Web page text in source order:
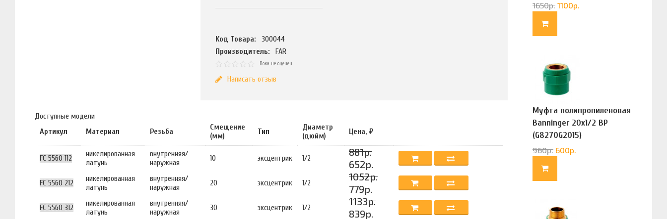
Код Товара:
300044
Производитель:
FAR
Пока не оценен
Написать отзыв
Доступные модели
Артикул
Материал Резьба
Смещение
(мм)
Тип
Диаметр
(дюйм)
Цена, ₽
FC 5560 112
никелированная
латунь
внутренняя/
наружная
10 эксцентрик 1/2
881р.
652р.
FC 5560 212
никелированная
латунь
внутренняя/
наружная
20 эксцентрик 1/2
1052р.
779р.
FC 5560 312
никелированная
латунь
внутренняя/
наружная
30 эксцентрик 1/2
1133р.
839р.
1650р. 1100р.
Муфта полипропиленовая
Banninger 20х1/2 ВР
(G8270G2015)
960р. 600р.